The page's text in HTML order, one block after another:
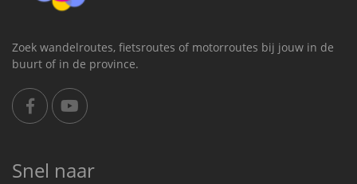
Zoek wandelroutes, fietsroutes of motorroutes bij jouw in de
buurt of in de province.
Snel naar